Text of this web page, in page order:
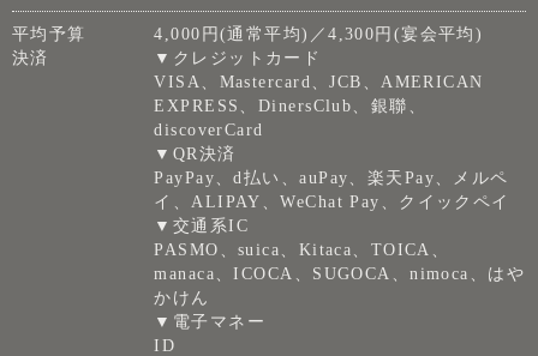
平均予算
4,000円(通常平均)／4,300円(宴会平均)
決済
▼クレジットカード
VISA、Mastercard、JCB、AMERICAN
EXPRESS、DinersClub、銀聯、
discoverCard
▼QR決済
PayPay、d払い、auPay、楽天Pay、メルペ
イ、ALIPAY、WeChat Pay、クイックペイ
▼交通系IC
PASMO、suica、Kitaca、TOICA、
manaca、ICOCA、SUGOCA、nimoca、はや
かけん
▼電子マネー
ID